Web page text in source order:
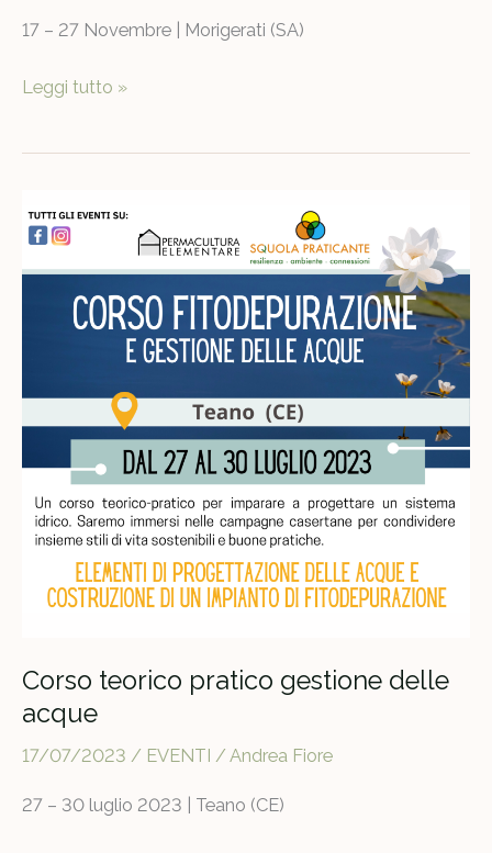
17 – 27 Novembre | Morigerati (SA)
KULTURE
Leggi tutto »
Corso teorico pratico gestione delle
acque
17/07/2023 / EVENTI / Andrea Fiore
27 – 30 luglio 2023 | Teano (CE)